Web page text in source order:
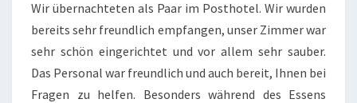
Wir übernachteten als Paar im Posthotel. Wir wurden
bereits sehr freundlich empfangen, unser Zimmer war
sehr schön eingerichtet und vor allem sehr sauber.
Das Personal war freundlich und auch bereit, Ihnen bei
Fragen zu helfen. Besonders während des Essens